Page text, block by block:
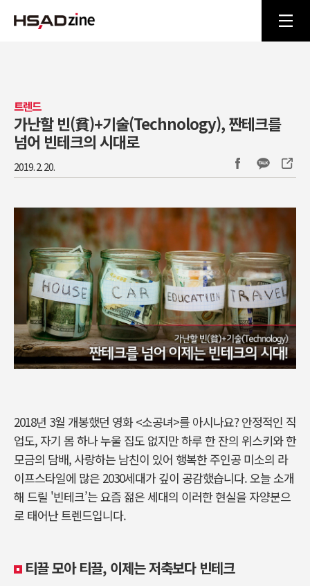
트렌드
가난할 빈(貧)+기술(Technology), 짠테크를
넘어 빈테크의 시대로
2019. 2. 20.
2018년 3월 개봉했던 영화 <소공녀>를 아시나요? 안정적인 직
업도, 자기 몸 하나 누울 집도 없지만 하루 한 잔의 위스키와 한
모금의 담배, 사랑하는 남친이 있어 행복한 주인공 미소의 라
이프스타일에 많은 2030세대가 깊이 공감했습니다. 오늘 소개
해 드릴 '빈테크’는 요즘 젊은 세대의 이러한 현실을 자양분으
로 태어난 트렌드입니다.
티끌 모아 티끌, 이제는 저축보다 빈테크